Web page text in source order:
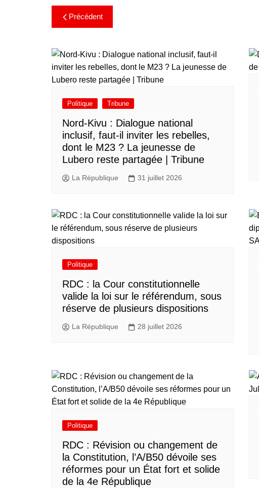
Précédent
Politique Tribune
Nord-Kivu : Dialogue national
inclusif, faut-il inviter les rebelles,
dont le M23 ? La jeunesse de
Lubero reste partagée | Tribune
La République 31 juillet 2026
Politique
RDC : la Cour constitutionnelle
valide la loi sur le référendum, sous
réserve de plusieurs dispositions
La République 28 juillet 2026
Politique
RDC : Révision ou changement de
la Constitution, l’A/B50 dévoile ses
réformes pour un État fort et solide
de la 4e République